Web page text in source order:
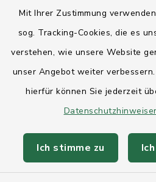
Mit Ihrer Zustimmung
sog. Tracking-Cookies, die es
verstehen, wie unsere Website
unser Angebot weiter
hierfür können Sie jederzeit
Ich stimme zu
Ihre Behördennummer
Landesregierung
AktivRegion